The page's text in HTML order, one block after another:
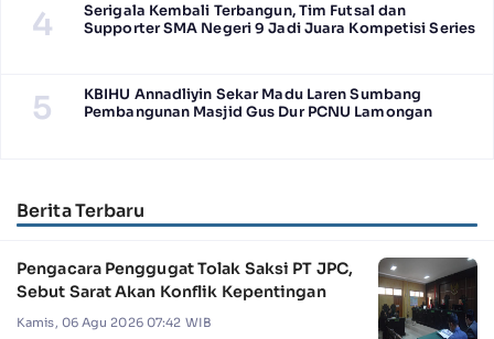
4
Serigala Kembali Terbangun, Tim Futsal dan
Supporter SMA Negeri 9 Jadi Juara Kompetisi Series
5
KBIHU Annadliyin Sekar Madu Laren Sumbang
Pembangunan Masjid Gus Dur PCNU Lamongan
Berita Terbaru
Pengacara Penggugat Tolak Saksi PT JPC,
Sebut Sarat Akan Konflik Kepentingan
Kamis, 06 Agu 2026 07:42 WIB